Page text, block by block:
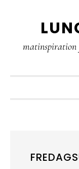
primary
primary
matinspiration